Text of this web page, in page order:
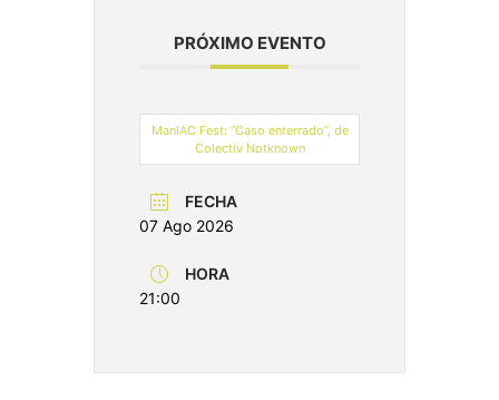
PRÓXIMO EVENTO
ManIAC Fest: “Caso enterrado”, de
Colectiv Notknown
FECHA
07 Ago 2026
HORA
21:00